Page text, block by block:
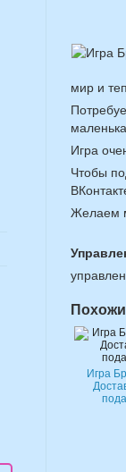
мир и
Игра
Чтобы
Желаем
Игра